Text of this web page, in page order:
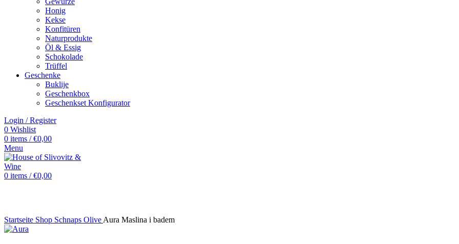
Honig
Kekse
Konfitüren
Naturprodukte
Öl & Essig
Schokolade
Trüffel
Geschenke
Buklije
Geschenkbox
Geschenkset Konfigurator
Login / Register
0 Wishlist
0 items / €0,00
Menu
0 items / €0,00
Startseite Shop Schnaps Olive Aura Maslina i badem